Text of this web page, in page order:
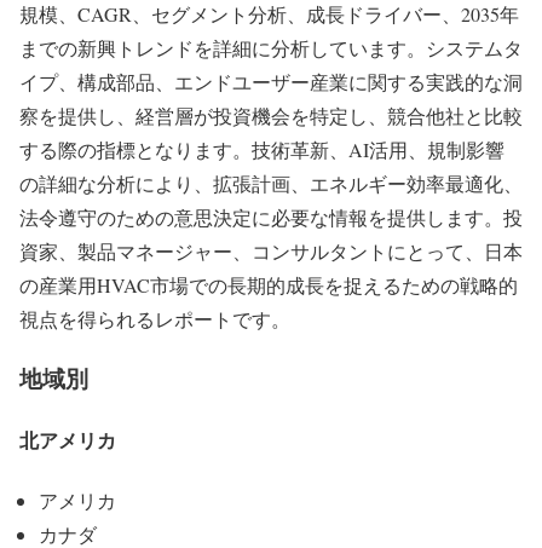
規模、CAGR、セグメント分析、成長ドライバー、2035年
までの新興トレンドを詳細に分析しています。システムタ
イプ、構成部品、エンドユーザー産業に関する実践的な洞
察を提供し、経営層が投資機会を特定し、競合他社と比較
する際の指標となります。技術革新、AI活用、規制影響
の詳細な分析により、拡張計画、エネルギー効率最適化、
法令遵守のための意思決定に必要な情報を提供します。投
資家、製品マネージャー、コンサルタントにとって、日本
の産業用HVAC市場での長期的成長を捉えるための戦略的
視点を得られるレポートです。
地域別
北アメリカ
アメリカ
カナダ